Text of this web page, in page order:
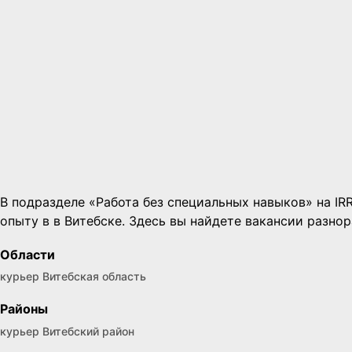
В подразделе «Работа без специальных навыков» на
опыту в в Витебске. Здесь вы найдете вакансии
Области
курьер Витебская область
Районы
курьер Витебский район